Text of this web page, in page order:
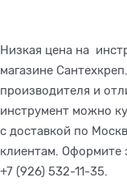
Низкая цена на
магазине
производителя и
инструмент можно
с доставкой по
клиентам. Оформите
+7 (926) 532-11-35.